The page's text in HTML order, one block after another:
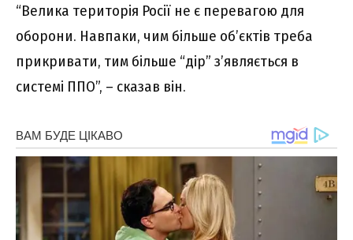
“Велика територія Росії не є перевагою для
оборони. Навпаки, чим більше об’єктів треба
прикривати, тим більше “дір” з’являється в
системі ППО”, – сказав він.